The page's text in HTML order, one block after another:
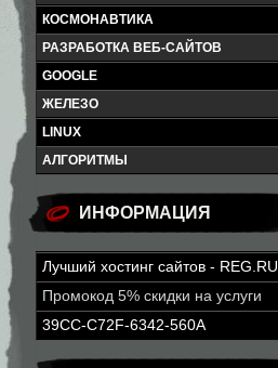
КОСМОНАВТИКА
РАЗРАБОТКА ВЕБ-САЙТОВ
GOOGLE
ЖЕЛЕЗО
LINUX
АЛГОРИТМЫ
ИНФОРМАЦИЯ
Лучший хостинг сайтов - REG.RU
Промокод 5% скидки на услуги
39CC-C72F-6342-560A